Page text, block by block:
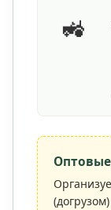
🚜
Оптовые